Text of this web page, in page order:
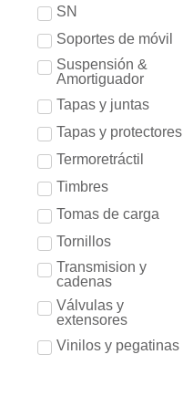
SN
Soportes de móvil
Suspensión &
Amortiguador
Tapas y juntas
Tapas y protectores
Termoretráctil
Timbres
Tomas de carga
Tornillos
Transmision y
cadenas
Válvulas y
extensores
Vinilos y pegatinas